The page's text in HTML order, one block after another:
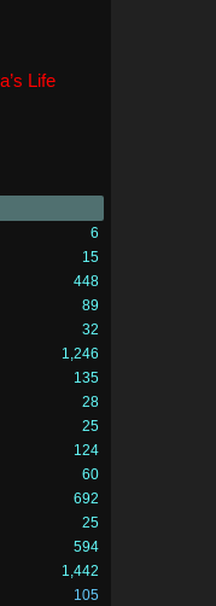
Life
6
15
448
89
32
1,246
135
28
25
124
60
692
25
594
1,442
105